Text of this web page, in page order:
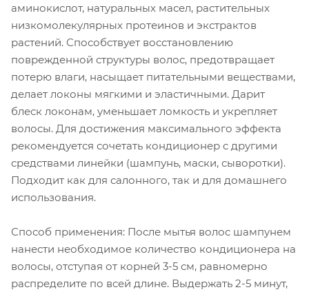
аминокислот, натуральных масел, растительных
низкомолекулярных протеинов и экстрактов
растений. Способствует восстановлению
поврежденной структуры волос, предотвращает
потерю влаги, насыщает питательными веществами,
делает локоны мягкими и эластичными. Дарит
блеск локонам, уменьшает ломкость и укрепляет
волосы. Для достижения максимального эффекта
рекомендуется сочетать кондиционер с другими
средствами линейки (шампунь, маски, сыворотки).
Подходит как для салонного, так и для домашнего
использования.
Способ применения: После мытья волос шампунем
нанести необходимое количество кондиционера на
волосы, отступая от корней 3-5 см, равномерно
распределите по всей длине. Выдержать 2-5 минут,